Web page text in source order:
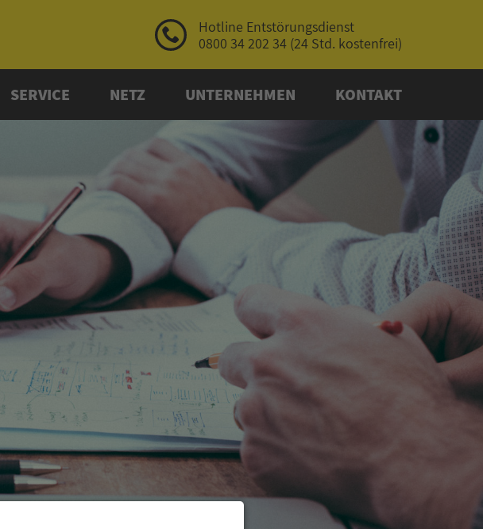
Hotline Entstörungs­dienst
0800 34 202 34 (24 Std. kostenfrei)
SERVICE NETZ UNTERNEHMEN KONTAKT